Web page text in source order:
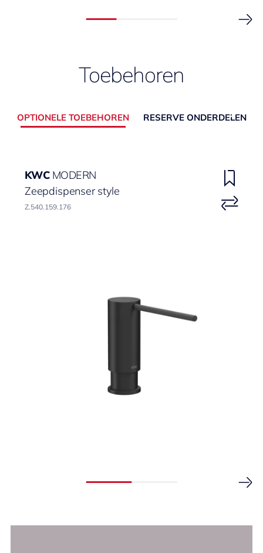
Toebehoren
OPTIONELE TOEBEHOREN RESERVE ONDERDELEN
KWC MODERN
Zeepdispenser style
Z.540.159.176